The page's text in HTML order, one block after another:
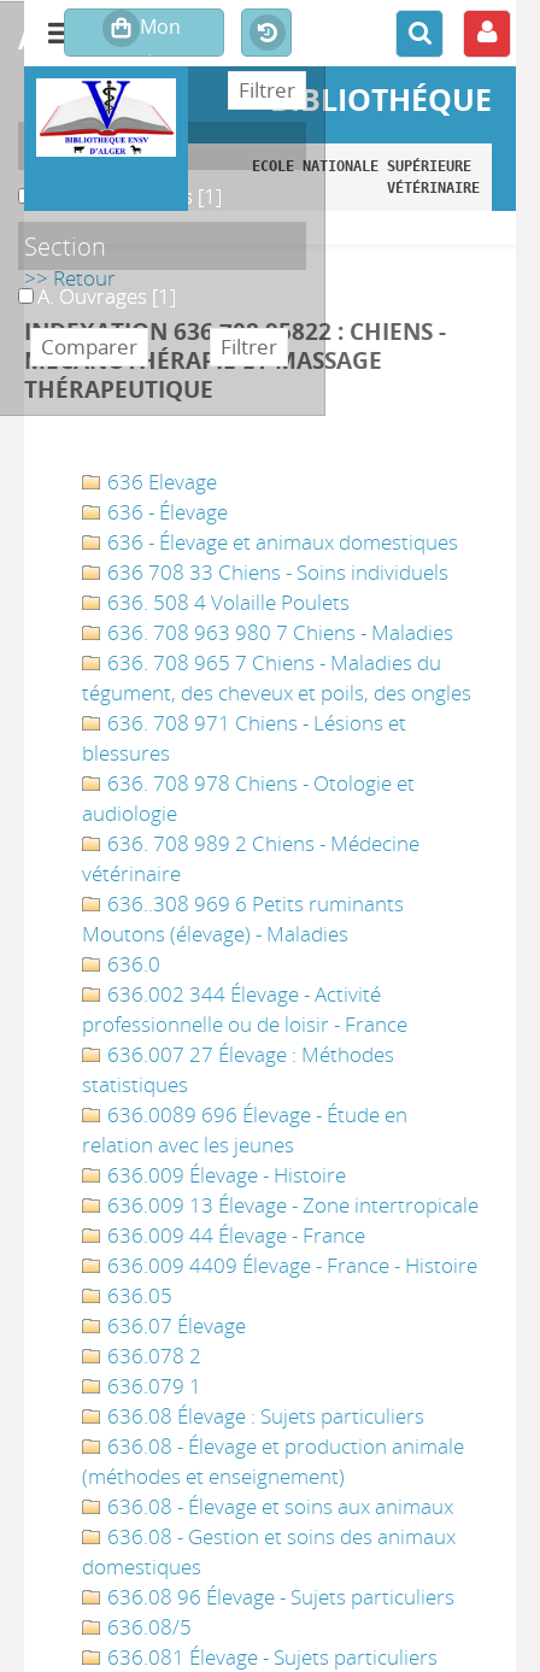
BIBLIOTHÉQUE
ECOLE NATIONALE SUPÉRIEURE
VÉTÉRINAIRE
>> Retour
INDEXATION 636.708 95822 : CHIENS -
MÉCANOTHÉRAPIE ET MASSAGE
THÉRAPEUTIQUE
636 Elevage
636 - Élevage
636 - Élevage et animaux domestiques
636 708 33 Chiens - Soins individuels
636. 508 4 Volaille Poulets
636. 708 963 980 7 Chiens - Maladies
636. 708 965 7 Chiens - Maladies du
tégument, des cheveux et poils, des ongles
636. 708 971 Chiens - Lésions et
blessures
636. 708 978 Chiens - Otologie et
audiologie
636. 708 989 2 Chiens - Médecine
vétérinaire
636..308 969 6 Petits ruminants
Moutons (élevage) - Maladies
636.0
636.002 344 Élevage - Activité
professionnelle ou de loisir - France
636.007 27 Élevage : Méthodes
statistiques
636.0089 696 Élevage - Étude en
relation avec les jeunes
636.009 Élevage - Histoire
636.009 13 Élevage - Zone intertropicale
636.009 44 Élevage - France
636.009 4409 Élevage - France - Histoire
636.05
636.07 Élevage
636.078 2
636.079 1
636.08 Élevage : Sujets particuliers
636.08 - Élevage et production animale
(méthodes et enseignement)
636.08 - Élevage et soins aux animaux
636.08 - Gestion et soins des animaux
domestiques
636.08 96 Élevage - Sujets particuliers
636.08/5
636.081 Élevage - Sujets particuliers
affiner ou comparer
Localisation
A. Monographies
A. Monographies [1]
Section
A. Ouvrages
A. Ouvrages [1]